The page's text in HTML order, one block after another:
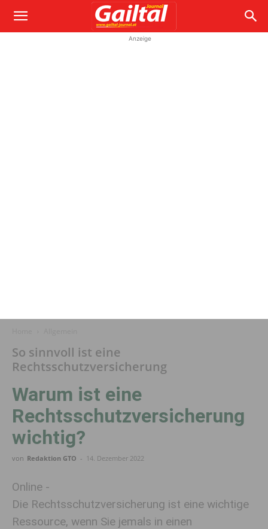
Anzeige
So sinnvoll ist eine
Rechtsschutzversicherung
Warum ist eine
Rechtsschutzversicherung
wichtig?
von Redaktion GTO - 14. Dezember 2022
Online -
Die Rechtsschutzversicherung ist eine wichtige
Ressource, wenn Sie jemals in einen